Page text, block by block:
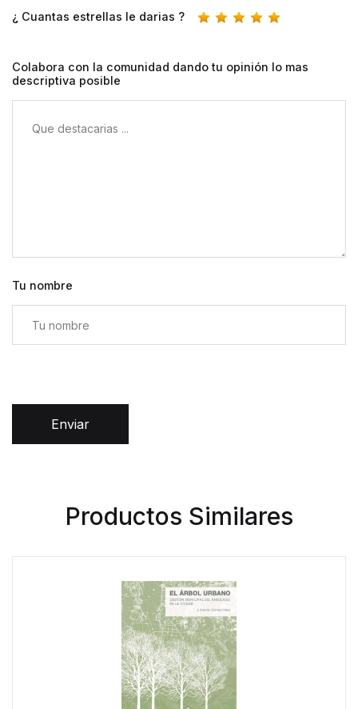
¿ Cuantas estrellas le darias ?
Colabora con la comunidad dando tu opinión lo mas
descriptiva posible
Tu nombre
Enviar
Productos Similares